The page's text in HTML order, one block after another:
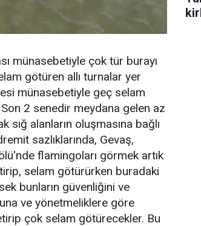
münasebetiyle çok tür burayı
götüren allı turnalar yer
münasebetiyle geç selam
2 senedir meydana gelen az
sığ alanların oluşmasına bağlı
sazlıklarında, Gevaş,
flamingoları görmek artık
selam götürürken buradaki
bunların güvenliğini ve
ve yönetmeliklere göre
çok selam götürecekler. Bu